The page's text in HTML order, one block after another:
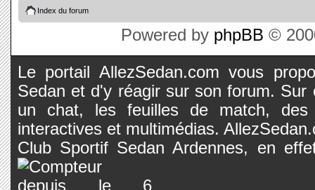
Index du forum
Powered by phpBB ©
Le portail AllezSedan.com vous
Sedan et d'y réagir sur son forum.
un chat, les feuilles de match, des
interactives et multimédias.
Club Sportif Sedan Ardennes, en